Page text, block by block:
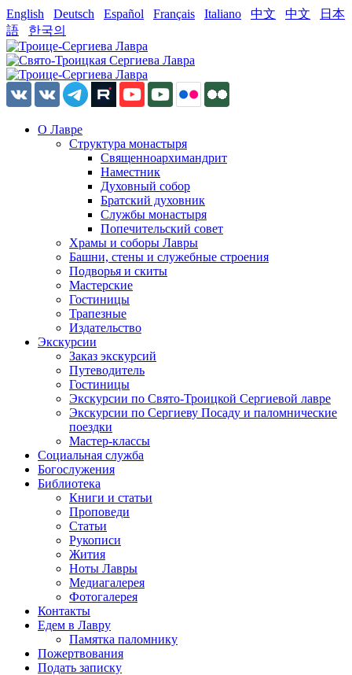
English Deutsch Español Français Italiano 中文 中文
日本
語
한국의
О Лавре
Структура монастыря
Священноархимандрит
Наместник
Духовный собор
Братский духовник
Службы монастыря
Попечительский совет
Храмы и соборы Лавры
Башни, стены и служебные строения
Подворья и скиты
Мастерские
Гостиницы
Трапезные
Издательство
Экскурсии
Заказ экскурсий
Путеводитель
Гостиницы
Экскурсии по Свято-Троицкой Сергиевой лавре
Экскурсии по Сергиеву Посаду и паломнические
поездки
Мастер-классы
Социальная служба
Богослужения
Библиотека
Книги и статьи
Проповеди
Статьи
Рукописи
Жития
Ноты Лавры
Медиагалерея
Фотогалерея
Контакты
Едем в Лавру
Памятка паломнику
Пожертвования
Подать записку